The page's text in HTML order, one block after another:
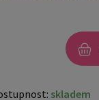
skladem